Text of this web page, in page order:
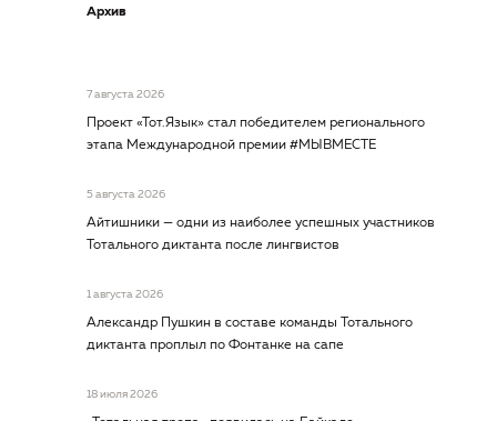
Архив
7 августа 2026
Проект «Тот.Язык» стал победителем регионального
этапа Международной премии #МЫВМЕСТЕ
5 августа 2026
Айтишники — одни из наиболее успешных участников
Тотального диктанта после лингвистов
1 августа 2026
Александр Пушкин в составе команды Тотального
диктанта проплыл по Фонтанке на сапе
18 июля 2026